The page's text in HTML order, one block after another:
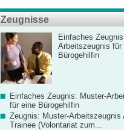
Zeugnisse
Einfaches
Arbeitszeugnis für
Bürogehilfin
Einfaches Zeugnis: Muster-
für eine Bürogehilfin
Zeugnis: Muster-Arbeitszeugnis
Trainee (Volontariat zum...